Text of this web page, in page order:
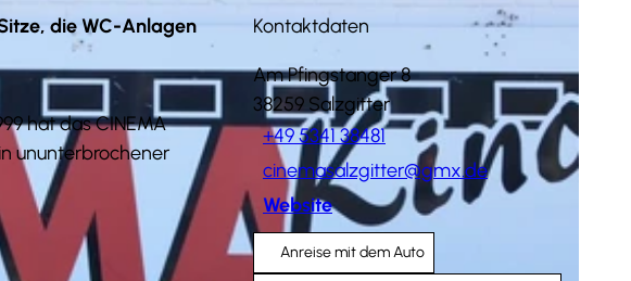
die WC-Anlagen
hat das CINEMA
ununterbrochener
Kontaktdaten
Am Pfingstanger 8
38259 Salzgitter
+49 5341 38481
cinemasalzgitter@gmx.de
Website
Anreise mit dem Auto